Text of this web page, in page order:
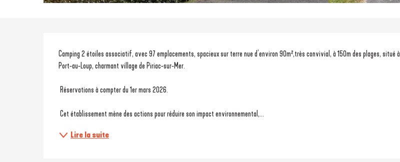
Description
Camping 2 étoiles associatif, avec 97 emplacements, spacieux sur terre nue d’environ 90m²,très convivial, à 150m des plages, situé à
Port-au-Loup, charmant village de Piriac-sur-Mer.
Réservations à compter du 1er mars 2026.
Cet établissement mène des actions pour réduire son impact environnemental,...
Lire la suite